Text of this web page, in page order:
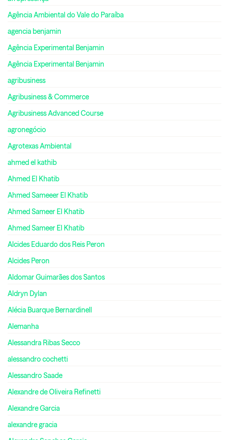
Agência Ambiental do Vale do Paraíba
agencia benjamin
Agência Experimental Benjamin
Agência Experimental Benjamin
agribusiness
Agribusiness & Commerce
Agribusiness Advanced Course
agronegócio
Agrotexas Ambiental
ahmed el kathib
Ahmed El Khatib
Ahmed Sameeer El Khatib
Ahmed Sameer El Khatib
Ahmed Sameer El Khatib
Alcides Eduardo dos Reis Peron
Alcides Peron
Aldomar Guimarães dos Santos
Aldryn Dylan
Alécia Buarque Bernardinell
Alemanha
Alessandra Ribas Secco
alessandro cochetti
Alessandro Saade
Alexandre de Oliveira Refinetti
Alexandre Garcia
alexandre gracia